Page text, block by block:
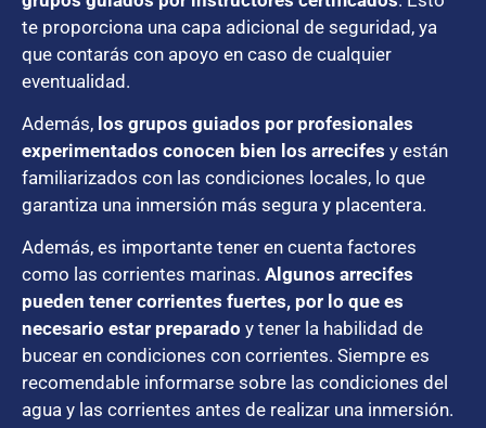
te proporciona una capa adicional de seguridad, ya
que contarás con apoyo en caso de cualquier
eventualidad.
Además, los grupos guiados por profesionales
experimentados conocen bien los arrecifes y están
familiarizados con las condiciones locales, lo que
garantiza una inmersión más segura y placentera.
Además, es importante tener en cuenta factores
como las corrientes marinas. Algunos arrecifes
pueden tener corrientes fuertes, por lo que es
necesario estar preparado y tener la habilidad de
bucear en condiciones con corrientes. Siempre es
recomendable informarse sobre las condiciones del
agua y las corrientes antes de realizar una inmersión.